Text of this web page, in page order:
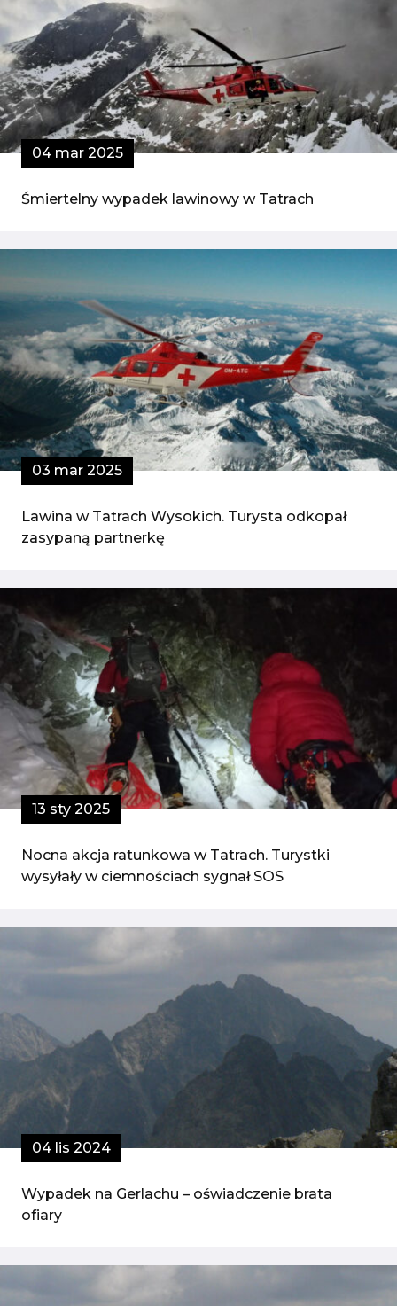
04 mar 2025
Śmiertelny wypadek lawinowy w Tatrach
03 mar 2025
Lawina w Tatrach Wysokich. Turysta odkopał
zasypaną partnerkę
13 sty 2025
Nocna akcja ratunkowa w Tatrach. Turystki
wysyłały w ciemnościach sygnał SOS
04 lis 2024
Wypadek na Gerlachu – oświadczenie brata
ofiary